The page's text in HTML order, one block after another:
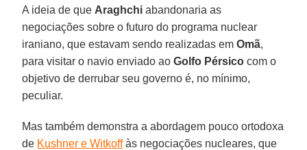
A ideia de que Araghchi abandonaria as
negociações sobre o futuro do programa nuclear
iraniano, que estavam sendo realizadas emOmã,
para visitar o navio enviado aoGolfo Pérsico com o
objetivo de derrubar seu governo é, no mínimo,
peculiar.
Mas também demonstra a abordagem pouco ortodoxa
de Kushner e Witkoffàs negociações nucleares, que